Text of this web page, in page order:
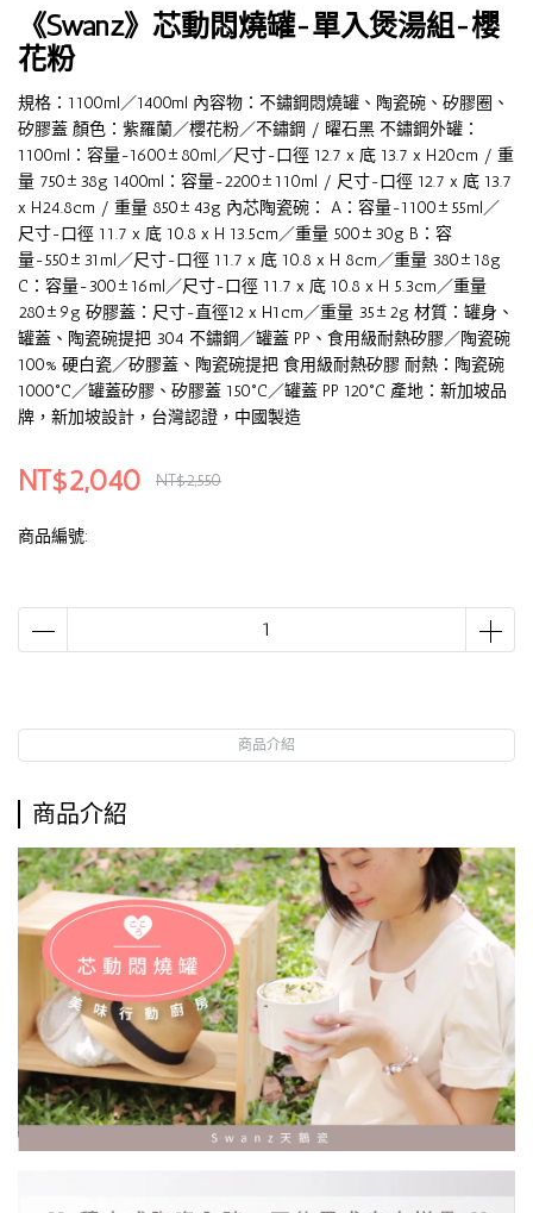
《Swanz》芯動悶燒罐-單入煲湯組-櫻
花粉
規格：1100ml／1400ml 內容物：不鏽鋼悶燒罐、陶瓷碗、矽膠圈、
矽膠蓋 顏色：紫羅蘭／櫻花粉／不鏽鋼 / 曜石黑 不鏽鋼外罐：
1100ml：容量-1600±80ml／尺寸-口徑 12.7 x 底 13.7 x H20cm / 重
量 750±38g 1400ml：容量-2200±110ml / 尺寸-口徑 12.7 x 底 13.7
x H24.8cm / 重量 850±43g 內芯陶瓷碗： A：容量-1100±55ml／
尺寸-口徑 11.7 x 底 10.8 x H 13.5cm／重量 500±30g B：容
量-550±31ml／尺寸-口徑 11.7 x 底 10.8 x H 8cm／重量 380±18g
C：容量-300±16ml／尺寸-口徑 11.7 x 底 10.8 x H 5.3cm／重量
280±9g 矽膠蓋：尺寸-直徑12 x H1cm／重量 35±2g 材質：罐身、
罐蓋、陶瓷碗提把 304 不鏽鋼／罐蓋 PP、食用級耐熱矽膠／陶瓷碗
100% 硬白瓷／矽膠蓋、陶瓷碗提把 食用級耐熱矽膠 耐熱：陶瓷碗
1000°C／罐蓋矽膠、矽膠蓋 150°C／罐蓋 PP 120°C 產地：新加坡品
牌，新加坡設計，台灣認證，中國製造
NT$2,040 NT$2,550
商品編號:
商品介紹
商品介紹